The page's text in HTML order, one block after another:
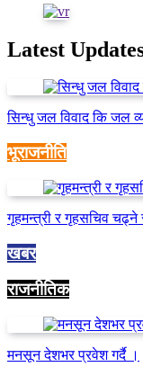
Latest
सिन्धु जल विवाद कि जल
भूराजनीति
गृहमन्त्री र गृहसचिव चढ्ने
खबर
राजनीतिक
मनसून देशभर प्रवेश गर्दै ।